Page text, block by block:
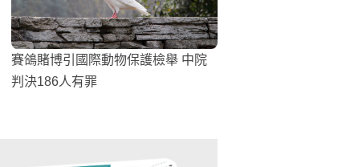
賽鴿賭博引國際動物保護檢舉 中院
判決186人有罪